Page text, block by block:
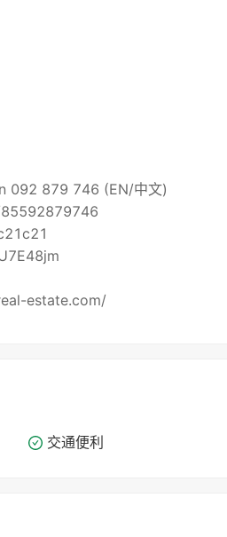
092 879 746 (EN/中文)
estate.com/
交通便利